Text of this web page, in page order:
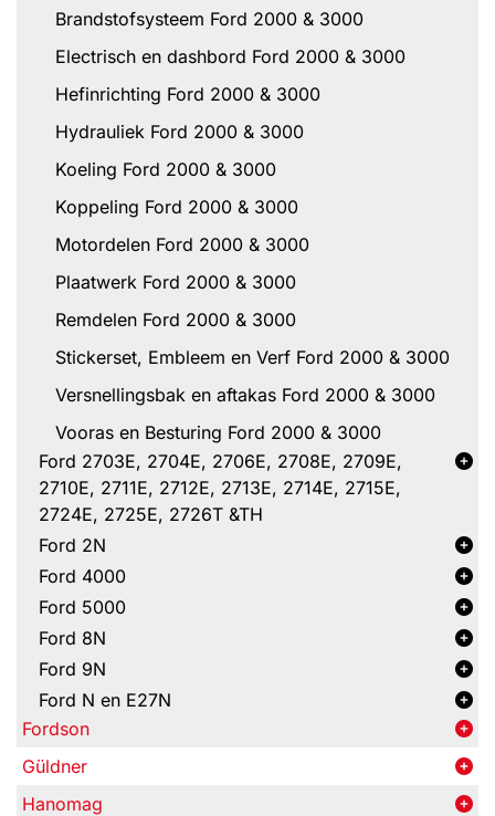
Brandstofsysteem Ford 2000 & 3000
Electrisch en dashbord Ford 2000 & 3000
Hefinrichting Ford 2000 & 3000
Hydrauliek Ford 2000 & 3000
Koeling Ford 2000 & 3000
Koppeling Ford 2000 & 3000
Motordelen Ford 2000 & 3000
Plaatwerk Ford 2000 & 3000
Remdelen Ford 2000 & 3000
Stickerset, Embleem en Verf Ford 2000 & 3000
Versnellingsbak en aftakas Ford 2000 & 3000
Vooras en Besturing Ford 2000 & 3000
Ford 2703E, 2704E, 2706E, 2708E, 2709E,
2710E, 2711E, 2712E, 2713E, 2714E, 2715E,
2724E, 2725E, 2726T &TH
Ford 2N
Ford 4000
Ford 5000
Ford 8N
Ford 9N
Ford N en E27N
Fordson
Güldner
Hanomag